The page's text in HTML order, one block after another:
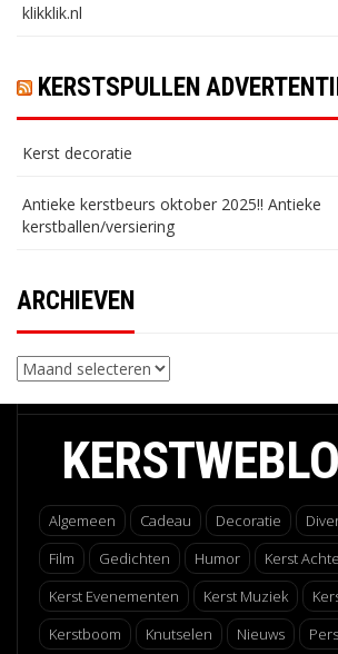
klikklik.nl
KERSTSPULLEN
Kerst decoratie
Antieke kerstbeurs oktober 2025!! Antieke
kerstballen/versiering
ARCHIEVEN
Archieven
Algemeen Cadeau Decoratie
Film
Gedichten Humor
Kerst
Kerst Evenementen
Kerst Muziek
Kerstboom
Knutselen Nieuws